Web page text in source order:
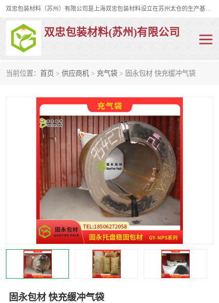
双忠包装材料（苏州）有限公司是上海双忠包装材料设立在苏州太仓的生产基地，占地约2万平米，产品主要有打孔缠绕膜，拉伸蜂窝纸，集装箱充气袋，滑托板，打包带，裹包网兜，防滑纸等箱体和托盘的运输和保护性包材。固永包材®，GooYon Pack®，是我们保护性包装材料的专属品牌。
双忠包装材料(苏州)有限公司
当前位置： 首页 > 供应商机 > 充气袋 > 固永包材 快充缓冲气袋
固永包材 快充缓冲气袋
裹包网兜 纤维打包带
充气袋
缠绕膜
托盘裹包网兜
托盘捆绑带